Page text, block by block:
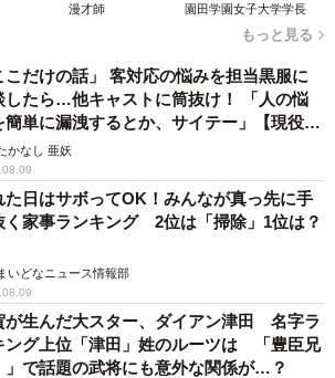
漫才師 園田学園女子大学学長
もっと見る
こだけの話」 客対応の悩みを担当黒服に
たら…他キャストに筒抜け！ 「人の悩
簡単に漏洩するとか、サイテー」【現役キ
に取材】
かなし 亜妖
た日はサボってOK！みんなが真っ先に手
く家事ランキング 2位は「掃除」1位は？
いどなニュース情報部
が生んだ大スター、ダイアン津田 名字ラ
ング上位「津田」姓のルーツは 「豊臣兄
」で話題の武将にも意外な関係が…？